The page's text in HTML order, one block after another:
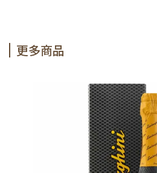
更多商品